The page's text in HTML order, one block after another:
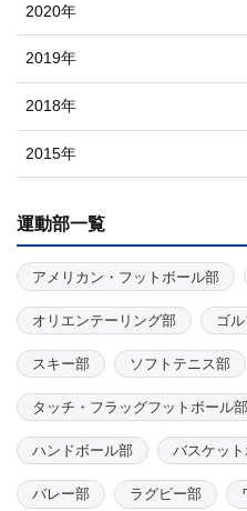
2020年
2019年
2018年
2015年
運動部一覧
アメリカン・フットボール部
オリエンテーリング部 ゴ
スキー部 ソフトテニス部
タッチ・フラッグフットボール部
ハンドボール部 バスケッ
バレー部 ラグビー部